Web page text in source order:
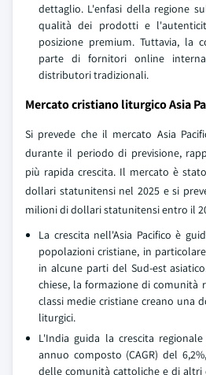
dettaglio. L'enfasi della regione
qualità dei prodotti e
posizione premium. Tuttavia, la
parte di fornitori online
distributori tradizionali.
Mercato cristiano liturgico Asia
Si prevede che il mercato Asia
durante il periodo di previsione,
più rapida crescita. Il mercato è
dollari statunitensi nel 2025 e si
milioni di dollari statunitensi entro il
La crescita nell'Asia Pacifico è
popolazioni cristiane, in
in alcune parti del Sud-est
chiese, la formazione di comunità
classi medie cristiane creano una
liturgici.
L'India guida la crescita
annuo composto (CAGR) del
delle comunità cattoliche e di altri